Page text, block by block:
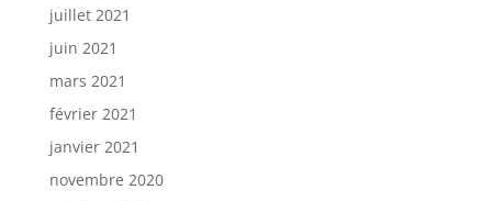
juillet 2021
juin 2021
mars 2021
février 2021
janvier 2021
novembre 2020